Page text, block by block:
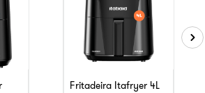
Fritadeira Itafryer 4L